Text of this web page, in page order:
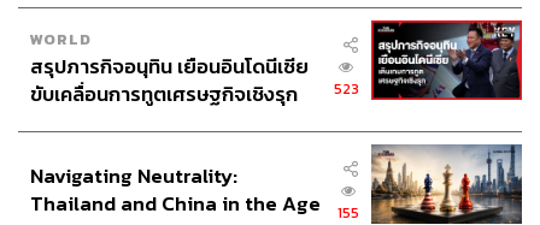
WORLD
สรุปภารกิจอนุทิน เยือนอินโดนีเซีย
ขับเคลื่อนการทูตเศรษฐกิจเชิงรุก
523
Navigating Neutrality:
Thailand and China in the Age
155